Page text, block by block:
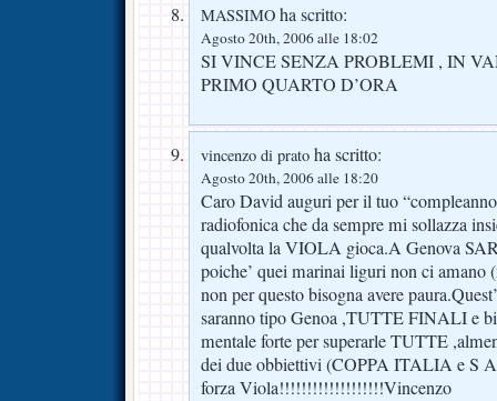
MASSIMO ha scritto:
Agosto 20th, 2006 alle 18:02
SI VINCE SENZA PROBLEMI , IN
PRIMO QUARTO D’ORA
vincenzo di prato ha scritto:
Agosto 20th, 2006 alle 18:20
Caro David auguri per il tuo
radiofonica che da sempre mi sollazza
qualvolta la VIOLA gioca.A Genova
poiche’ quei marinai liguri non ci amano
non per questo bisogna avere
saranno tipo Genoa ,TUTTE FINALI e
mentale forte per superarle TUTTE
dei due obbiettivi (COPPA ITALIA e S
forza Viola!!!!!!!!!!!!!!!!!!!Vincenzo